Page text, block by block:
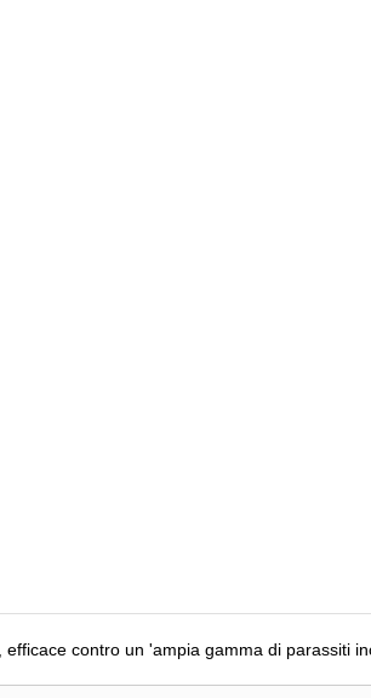
contro un 'ampia gamma di parassiti